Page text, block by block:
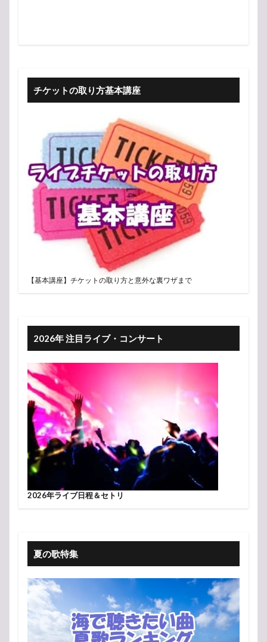
チケットの取り方基本講座
【基本講座】チケットの取り方と意外な裏ワザまで
2026年 注目ライブ・コンサート
2026年ライブ日程＆セトリ
夏の歌特集